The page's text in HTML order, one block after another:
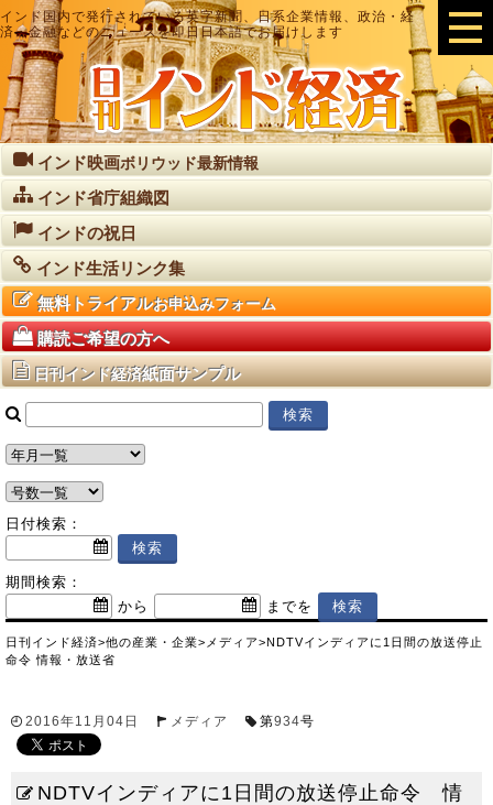
インド国内で発行されている英字新聞、日系企業情報、政治・経
済・金融などのニュースを即日日本語でお届けします
インド映画ボリウッド最新情報
インド省庁組織図
インドの祝日
インド生活リンク集
無料トライアルお申込みフォーム
購読ご希望の方へ
日刊インド経済紙面サンプル
日付検索：
期間検索：
から
までを
日刊インド経済>他の産業・企業> メディア>NDTVインディアに1日間の放送停止
命令 情報・放送省
2016年11月04日 メディア 第934号
NDTVインディアに1日間の放送停止命令 情